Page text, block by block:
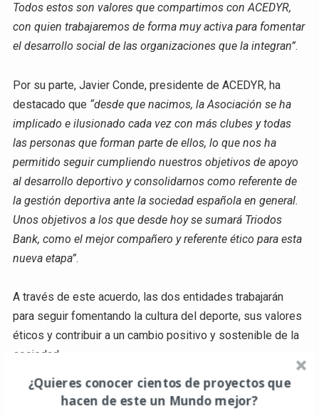
Todos estos son valores que compartimos con ACEDYR,
con quien trabajaremos de forma muy activa para fomentar
el desarrollo social de las organizaciones que la integran”.
Por su parte, Javier Conde, presidente de ACEDYR, ha
destacado que “desde que nacimos, la Asociación se ha
implicado e ilusionado cada vez con más clubes y todas
las personas que forman parte de ellos, lo que nos ha
permitido seguir cumpliendo nuestros objetivos de apoyo
al desarrollo deportivo y consolidarnos como referente de
la gestión deportiva ante la sociedad española en general.
Unos objetivos a los que desde hoy se sumará Triodos
Bank, como el mejor compañero y referente ético para esta
nueva etapa”.
A través de este acuerdo, las dos entidades trabajarán
para seguir fomentando la cultura del deporte, sus valores
éticos y contribuir a un cambio positivo y sostenible de la
sociedad.
¿Quieres conocer cientos de proyectos que
hacen de este un Mundo mejor?